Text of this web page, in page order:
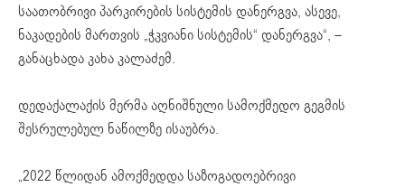
საათობრივი პარკირების სისტემის დანერგვა, ასევე,
ნაკადების მართვის „ჭკვიანი სისტემის“ დანერგვა“, –
განაცხადა კახა კალაძემ.
დედაქალაქის მერმა აღნიშნული სამოქმედო გეგმის
შესრულებულ ნაწილზე ისაუბრა.
„2022 წლიდან ამოქმედდა საზოგადოებრივი